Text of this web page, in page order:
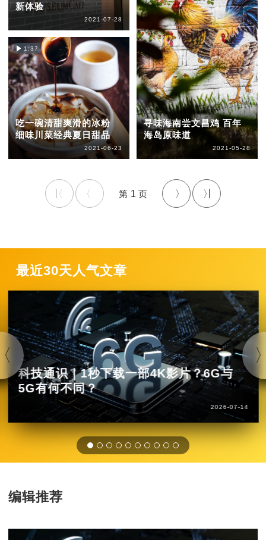
新体验
2021-07-28
1:37
吃一碗清甜爽滑的冰粉
细味川菜经典夏日甜品
2021-06-23
寻味海南尝文昌鸡 百年
海岛原味道
2021-05-28
1
最近30天人气文章
科技通识｜1秒下载一部4K影片？6G与
5G有何不同？
2026-07-14
编辑推荐